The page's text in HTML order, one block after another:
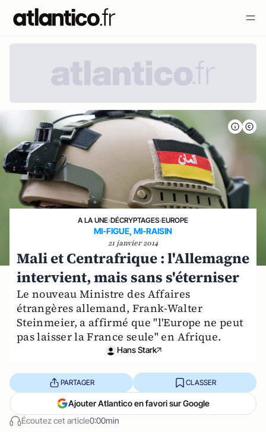
A LA UNE›DÉCRYPTAGES›EUROPE
MI-FIGUE, MI-RAISIN
21 janvier 2014
Mali et Centrafrique : l'Allemagne
intervient, mais sans s'éterniser
Le nouveau Ministre des Affaires
étrangères allemand, Frank-Walter
Steinmeier, a affirmé que "l'Europe ne peut
pas laisser la France seule" en Afrique.
Hans Stark
Écoutez cet article0:00min
PARTAGER CLASSER
Ajouter Atlantico en favori sur Google